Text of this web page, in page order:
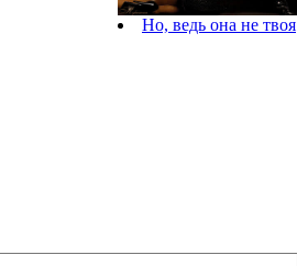
Но, ведь она не твоя